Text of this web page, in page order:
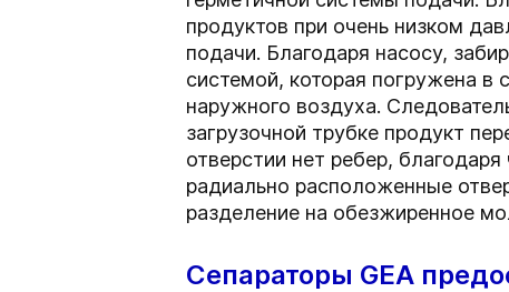
продуктов при очень низком
подачи. Благодаря насосу,
системой, которая погружена в
наружного воздуха.
загрузочной трубке продукт
отверстии нет ребер,
радиально расположенные
разделение на обезжиренное
Сепараторы GEA